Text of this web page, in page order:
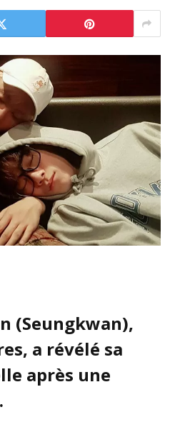
(Seungkwan),
a révélé sa
après une